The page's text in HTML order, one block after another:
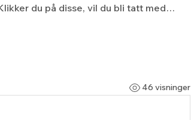
du på disse, vil du bli tatt med…
46 visninger